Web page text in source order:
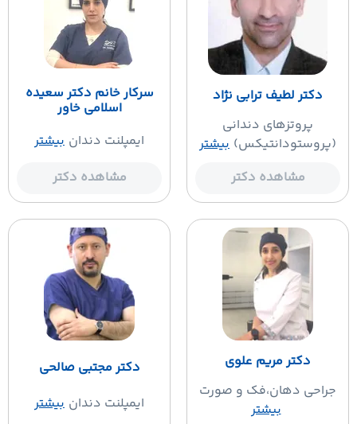
دکتر لطیف ترابی نژاد
پروتزهای دندانی
(پروستودانتیکس) بیشتر
مشاهده دکتر
سرکار خانم دکتر سعیده
اسلامی خاور
ایمپلنت دندان بیشتر
مشاهده دکتر
دکتر مریم علوی
جراحی دهان،فک و صورت
بیشتر
دکتر مجتبی صالحی
ایمپلنت دندان بیشتر